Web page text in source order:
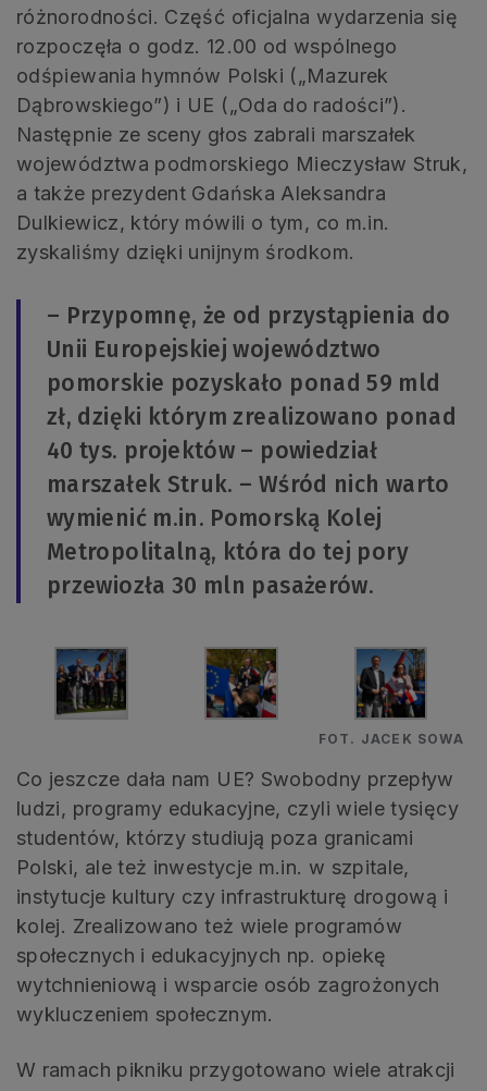
różnorodności. Część oficjalna wydarzenia się
rozpoczęła o godz. 12.00 od wspólnego
odśpiewania hymnów Polski („Mazurek
Dąbrowskiego”) i UE („Oda do radości”).
Następnie ze sceny głos zabrali marszałek
województwa podmorskiego Mieczysław Struk,
a także prezydent Gdańska Aleksandra
Dulkiewicz, który mówili o tym, co m.in.
zyskaliśmy dzięki unijnym środkom.
– Przypomnę, że od przystąpienia do
Unii Europejskiej województwo
pomorskie pozyskało ponad 59 mld
zł, dzięki którym zrealizowano ponad
40 tys. projektów – powiedział
marszałek Struk. – Wśród nich warto
wymienić m.in. Pomorską Kolej
Metropolitalną, która do tej pory
przewiozła 30 mln pasażerów.
FOT. JACEK SOWA
Co jeszcze dała nam UE? Swobodny przepływ
ludzi, programy edukacyjne, czyli wiele tysięcy
studentów, którzy studiują poza granicami
Polski, ale też inwestycje m.in. w szpitale,
instytucje kultury czy infrastrukturę drogową i
kolej. Zrealizowano też wiele programów
społecznych i edukacyjnych np. opiekę
wytchnieniową i wsparcie osób zagrożonych
wykluczeniem społecznym.
W ramach pikniku przygotowano wiele atrakcji